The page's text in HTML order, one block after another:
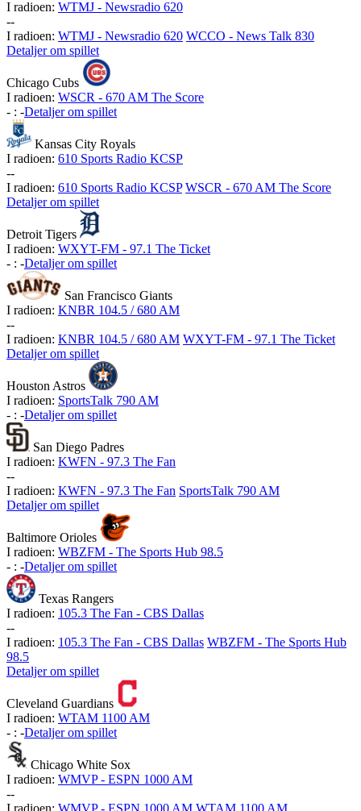
I radioen: WTMJ - Newsradio 620
--
I radioen: WTMJ - Newsradio 620 WCCO - News Talk 830
Detaljer om spillet
Chicago Cubs
I radioen: WSCR - 670 AM The Score
- : -Detaljer om spillet
Kansas City Royals
I radioen: 610 Sports Radio KCSP
--
I radioen: 610 Sports Radio KCSP WSCR - 670 AM The Score
Detaljer om spillet
Detroit Tigers
I radioen: WXYT-FM - 97.1 The Ticket
- : -Detaljer om spillet
San Francisco Giants
I radioen: KNBR 104.5 / 680 AM
--
I radioen: KNBR 104.5 / 680 AM WXYT-FM - 97.1 The Ticket
Detaljer om spillet
Houston Astros
I radioen: SportsTalk 790 AM
- : -Detaljer om spillet
San Diego Padres
I radioen: KWFN - 97.3 The Fan
--
I radioen: KWFN - 97.3 The Fan SportsTalk 790 AM
Detaljer om spillet
Baltimore Orioles
I radioen: WBZFM - The Sports Hub 98.5
- : -Detaljer om spillet
Texas Rangers
I radioen: 105.3 The Fan - CBS Dallas
--
I radioen: 105.3 The Fan - CBS Dallas WBZFM - The Sports Hub
98.5
Detaljer om spillet
Cleveland Guardians
I radioen: WTAM 1100 AM
- : -Detaljer om spillet
Chicago White Sox
I radioen: WMVP - ESPN 1000 AM
--